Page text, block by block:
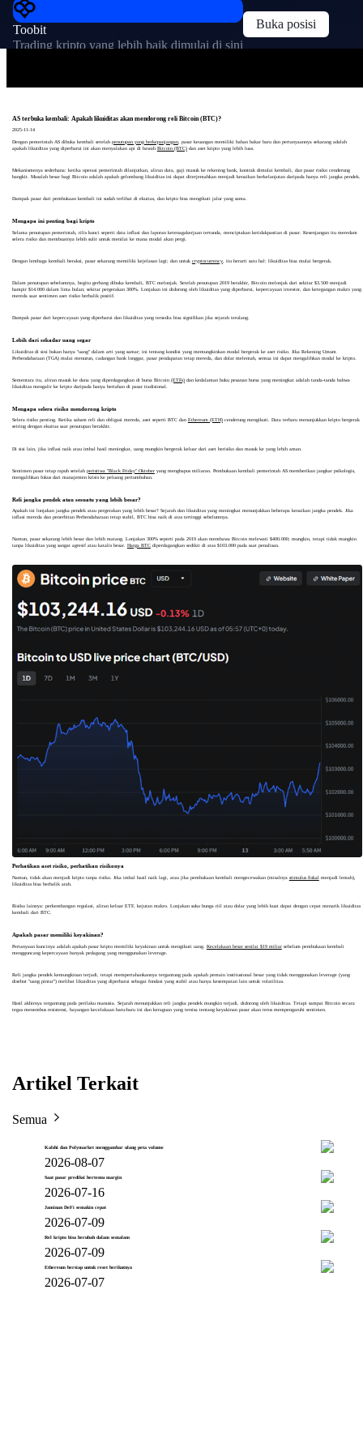
Toobit
Trading kripto yang lebih baik dimulai di sini
Buka posisi
AS terbuka kembali: Apakah likuiditas akan mendorong reli Bitcoin (BTC)?
2025-11-14
Dengan pemerintah AS dibuka kembali setelah penutupan yang berkepanjangan, pasar keuangan memiliki bahan bakar baru dan pertanyaannya sekarang adalah
apakah likuiditas yang diperbarui ini akan menyalakan api di bawah Bitcoin (BTC)dan aset kripto yang lebih luas.
Mekanismenya sederhana: ketika operasi pemerintah dilanjutkan, aliran data, gaji masuk ke rekening bank, kontrak dimulai kembali, dan pasar risiko cenderung
bangkit. Masalah besar bagi Bitcoin adalah apakah gelombang likuiditas ini dapat diterjemahkan menjadi kenaikan berkelanjutan daripada hanya reli jangka pendek.
Dampak pasar dari pembukaan kembali ini sudah terlihat di ekuitas, dan kripto bisa mengikuti jalur yang sama.
Mengapa ini penting bagi kripto
Selama penutupan pemerintah, rilis kunci seperti data inflasi dan laporan ketenagakerjaan tertunda, menciptakan ketidakpastian di pasar. Kesenjangan itu meredam
selera risiko dan membuatnya lebih sulit untuk menilai ke mana modal akan pergi.
Dengan lembaga kembali beraksi, pasar sekarang memiliki kejelasan lagi; dan untuk cryptocurrency, itu berarti satu hal: likuiditas bisa mulai bergerak.
Dalam penutupan sebelumnya, begitu gerbang dibuka kembali, BTC melonjak. Setelah penutupan 2019 berakhir, Bitcoin melonjak dari sekitar $3.500 menjadi
hampir $14.000 dalam lima bulan; sekitar pergerakan 300%. Lonjakan ini didorong oleh likuiditas yang diperbarui, kepercayaan investor, dan ketegangan makro yang
mereda saat sentimen aset risiko berbalik positif.
Dampak pasar dari kepercayaan yang diperbarui dan likuiditas yang tersedia bisa signifikan jika sejarah terulang.
Lebih dari sekadar uang segar
Likuiditas di sini bukan hanya "uang" dalam arti yang samar; ini tentang kondisi yang memungkinkan modal bergerak ke aset risiko. Jika Rekening Umum
Perbendaharaan (TGA) mulai menurun, cadangan bank longgar, pasar pendapatan tetap mereda, dan dolar melemah, semua ini dapat mengalihkan modal ke kripto.
Sementara itu, aliran masuk ke dana yang diperdagangkan di bursa Bitcoin (ETFs)dan kedalaman buku pesanan bursa yang meningkat adalah tanda-tanda bahwa
likuiditas mengalir ke kripto daripada hanya bertahan di pasar tradisional.
Mengapa selera risiko mendorong kripto
Selera risiko penting. Ketika saham reli dan obligasi mereda, aset seperti BTC dan Ethereum (ETH)cenderung mengikuti. Data terbaru menunjukkan kripto bergerak
seiring dengan ekuitas saat penutupan berakhir.
Di sisi lain, jika inflasi naik atau imbal hasil meningkat, uang mungkin bergerak keluar dari aset berisiko dan masuk ke yang lebih aman.
Sentimen pasar tetap rapuh setelah peristiwa "Black Friday" Oktoberyang menghapus miliaran. Pembukaan kembali pemerintah AS memberikan jangkar psikologis,
mengalihkan fokus dari manajemen krisis ke peluang pertumbuhan.
Reli jangka pendek atau sesuatu yang lebih besar?
Apakah ini lonjakan jangka pendek atau pergerakan yang lebih besar? Sejarah dan likuiditas yang meningkat menunjukkan beberapa kenaikan jangka pendek. Jika
inflasi mereda dan penerbitan Perbendaharaan tetap stabil, BTC bisa naik di atas tertinggi sebelumnya.
Namun, pasar sekarang lebih besar dan lebih matang. Lonjakan 300% seperti pada 2019 akan membawa Bitcoin melewati $400.000; mungkin, tetapi tidak mungkin
tanpa likuiditas yang sangat agresif atau katalis besar. Harga BTCdiperdagangkan sedikit di atas $103.000 pada saat penulisan.
Perhatikan aset risiko, perhatikan risikonya
Namun, tidak akan menjadi kripto tanpa risiko. Jika imbal hasil naik lagi, atau jika pembukaan kembali mengecewakan (misalnya stimulus fiskal menjadi lemah),
likuiditas bisa berbalik arah.
Risiko lainnya: perkembangan regulasi, aliran keluar ETF, kejutan makro. Lonjakan suku bunga riil atau dolar yang lebih kuat dapat dengan cepat menarik likuiditas
kembali dari BTC.
Apakah pasar memiliki keyakinan?
Pertanyaan kuncinya adalah apakah pasar kripto memiliki keyakinan untuk mengikuti uang. Kecelakaan besar senilai $19 miliarsebelum pembukaan kembali
mengguncang kepercayaan banyak pedagang yang menggunakan leverage.
Reli jangka pendek kemungkinan terjadi, tetapi mempertahankannya tergantung pada apakah pemain institusional besar yang tidak menggunakan leverage (yang
disebut "uang pintar") melihat likuiditas yang diperbarui sebagai fondasi yang stabil atau hanya kesempatan lain untuk volatilitas.
Hasil akhirnya tergantung pada perilaku manusia. Sejarah menunjukkan reli jangka pendek mungkin terjadi, didorong oleh likuiditas. Tetapi sampai Bitcoin secara
tegas menembus resistensi, bayangan kecelakaan baru-baru ini dan keraguan yang tersisa tentang keyakinan pasar akan terus mempengaruhi sentimen.
Artikel Terkait
Semua
Kalshi dan Polymarket menggambar ulang peta volume
2026-08-07
Saat pasar prediksi bertemu margin
2026-07-16
Jaminan DeFi semakin cepat
2026-07-09
Rel kripto bisa berubah dalam semalam
2026-07-09
Ethereum bersiap untuk reset berikutnya
2026-07-07